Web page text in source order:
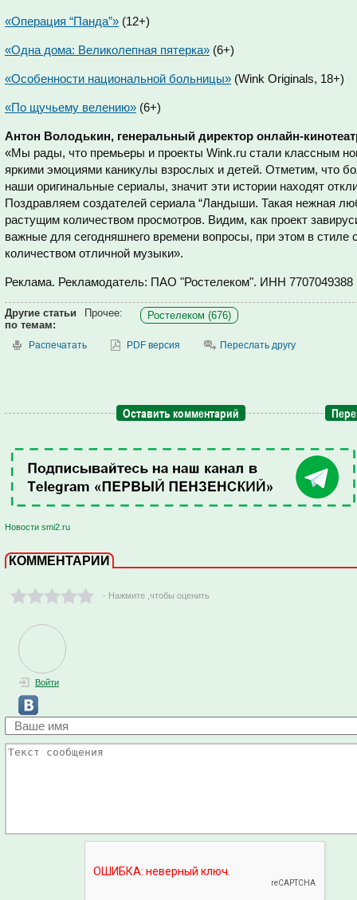
«Операция “Панда”» (12+)
«Одна дома: Великолепная пятерка» (6+)
«Особенности национальной больницы» (Wink Originals, 18+)
«По щучьему велению» (6+)
Антон Володькин, генеральный директор онлайн-
«Мы рады, что премьеры и проекты Wink.ru стали классным
яркими эмоциями каникулы взрослых и детей. Отметим, что
наши оригинальные сериалы, значит эти истории находят
Поздравляем создателей сериала “Ландыши. Такая нежная
растущим количеством просмотров. Видим, как проект
важные для сегодняшнего времени вопросы, при этом в стиле
количеством отличной музыки».
Реклама. Рекламодатель: ПАО "Ростелеком". ИНН 7707049388
Другие статьи
по темам:
Прочее: Ростелеком (676)
Распечатать PDF версия Переслать другу
Оставить комментарий
Новости smi2.ru
КОММЕНТАРИИ
- Нажмите ,чтобы оценить
Войти